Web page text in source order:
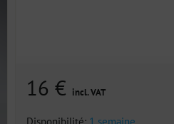
16 € incl. VAT
Disponibilité: 1 semaine